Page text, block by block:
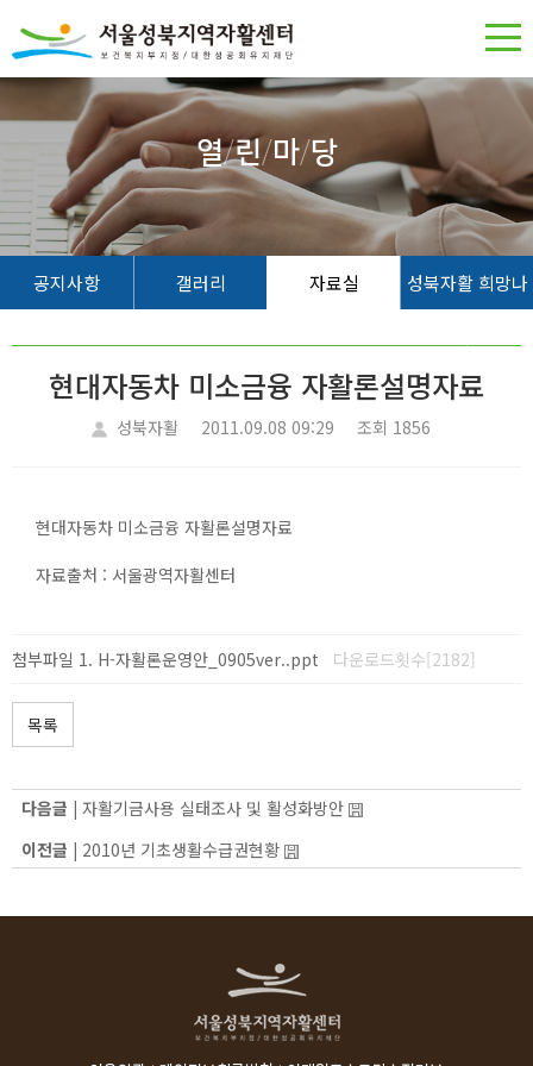
열/린/마/당
공지사항 갤러리 자료실 성북자활 희망나
현대자동차 미소금융 자활론설명자료
성북자활 2011.09.08 09:29 조회 1856
현대자동차 미소금융 자활론설명자료
자료출처 : 서울광역자활센터
첨부파일 H-자활론운영안_0905ver..ppt 다운로드횟수[2182]
목록
다음글 | 자활기금사용 실태조사 및 활성화방안
이전글 | 2010년 기초생활수급권현황